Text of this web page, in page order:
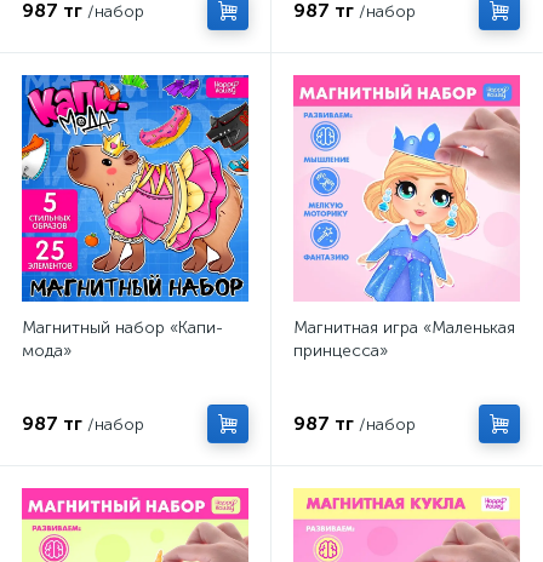
987 тг /набор 987 тг /набор
Магнитный набор «Капи-
мода»
987 тг /набор
Магнитная игра «Маленькая
принцесса»
987 тг /набор